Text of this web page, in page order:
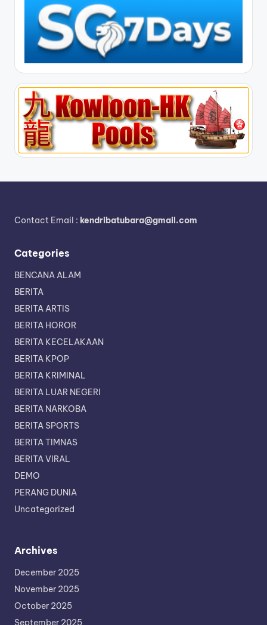
Contact Email : kendribatubara@gmail.com
Categories
BENCANA ALAM
BERITA
BERITA ARTIS
BERITA HOROR
BERITA KECELAKAAN
BERITA KPOP
BERITA KRIMINAL
BERITA LUAR NEGERI
BERITA NARKOBA
BERITA SPORTS
BERITA TIMNAS
BERITA VIRAL
DEMO
PERANG DUNIA
Uncategorized
Archives
December 2025
November 2025
October 2025
September 2025